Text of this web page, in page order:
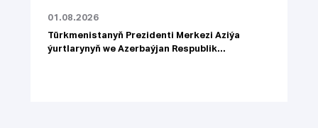
01.08.2026
Türkmenistanyň Prezidenti Merkezi Aziýa
ýurtlarynyň we Azerbaýjan Respublik...